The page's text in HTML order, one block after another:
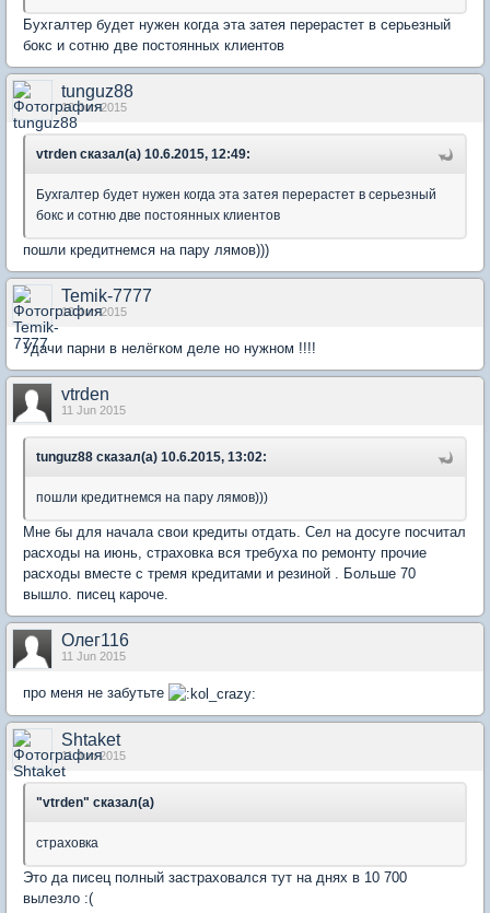
Бухгалтер будет нужен когда эта затея перерастет в серьезный
бокс и сотню две постоянных клиентов
tunguz88
10 Jun 2015
vtrden сказал(а) 10.6.2015, 12:49:
Бухгалтер будет нужен когда эта затея перерастет в серьезный
бокс и сотню две постоянных клиентов
пошли кредитнемся на пару лямов)))
Temik-7777
10 Jun 2015
Удачи парни в нелёгком деле но нужном !!!!
vtrden
11 Jun 2015
tunguz88 сказал(а) 10.6.2015, 13:02:
пошли кредитнемся на пару лямов)))
Мне бы для начала свои кредиты отдать. Сел на досуге посчитал
расходы на июнь, страховка вся требуха по ремонту прочие
расходы вместе с тремя кредитами и резиной . Больше 70
вышло. писец кароче.
Олег116
11 Jun 2015
про меня не забутьте
Shtaket
11 Jun 2015
"vtrden" сказал(а)
страховка
Это да писец полный застраховался тут на днях в 10 700
вылезло :(